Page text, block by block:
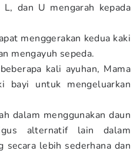
dan U mengarah kepada
menggerakan kedua kaki
mengayuh sepeda.
kali ayuhan, Mama
bayi untuk mengeluarkan
dalam menggunakan daun
alternatif lain dalam
secara lebih sederhana dan